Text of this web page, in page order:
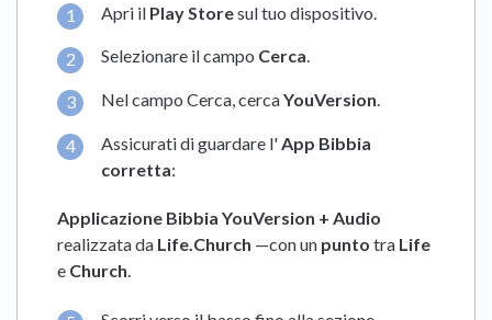
Apri il Play Storesul tuo dispositivo.
Selezionare il campo Cerca.
Nel campo Cerca, cercaYouVersion.
Assicurati di guardare l' App Bibbia
corretta:
Applicazione Bibbia YouVersion + Audio
realizzata da Life.Church —con un punto tra Life
e Church.